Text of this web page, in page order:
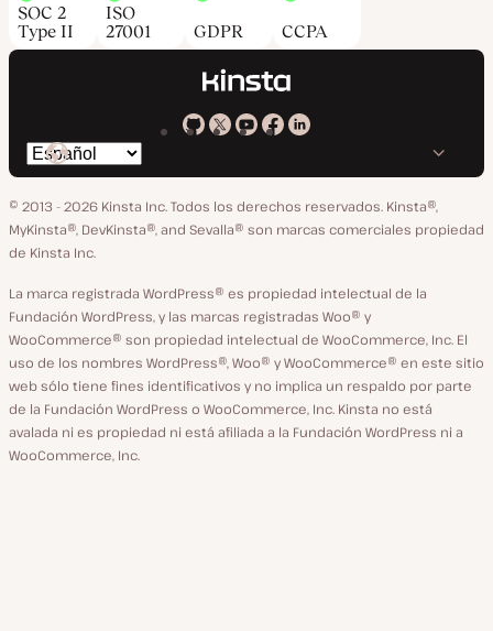
SOC 2
Type II
ISO
27001
GDPR CCPA
Kinsta
GitHub
Kinsta
X
Kinsta
YouTube
Kinsta
Facebook
Kinsta
LinkedIn
Cambiar
idioma
© 2013 - 2026 Kinsta Inc. Todos los derechos reservados. Kinsta®,
MyKinsta®, DevKinsta®, and Sevalla® son marcas comerciales propiedad
de Kinsta Inc.
La marca registrada WordPress® es propiedad intelectual de la
Fundación WordPress, y las marcas registradas Woo® y
WooCommerce® son propiedad intelectual de WooCommerce, Inc. El
uso de los nombres WordPress®, Woo® y WooCommerce® en este sitio
web sólo tiene fines identificativos y no implica un respaldo por parte
de la Fundación WordPress o WooCommerce, Inc. Kinsta no está
avalada ni es propiedad ni está afiliada a la Fundación WordPress ni a
WooCommerce, Inc.